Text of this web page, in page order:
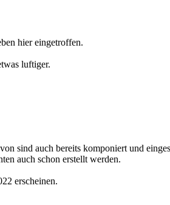
hier eingetroffen.
luftiger.
sind auch bereits komponiert und
auch schon erstellt werden.
erscheinen.